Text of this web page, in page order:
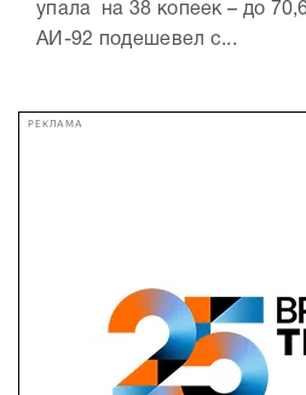
упала на 38 копеек – до
АИ-92 подешевел с...
РЕКЛАМА